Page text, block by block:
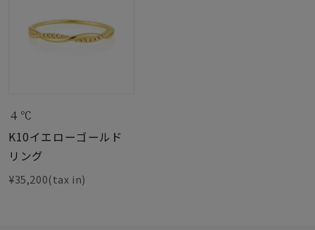
４℃
K10イエローゴールド
リング
¥35,200(tax in)